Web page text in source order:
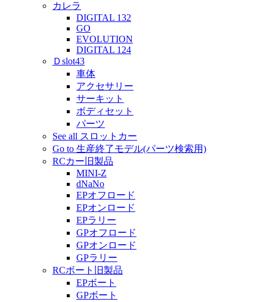
カレラ
DIGITAL 132
GO
EVOLUTION
DIGITAL 124
Ｄslot43
車体
アクセサリー
サーキット
ボディセット
パーツ
See all スロットカー
Go to 生産終了モデル(パーツ検索用)
RCカー旧製品
MINI-Z
dNaNo
EPオフロード
EPオンロード
EPラリー
GPオフロード
GPオンロード
GPラリー
RCボート旧製品
EPボート
GPボート